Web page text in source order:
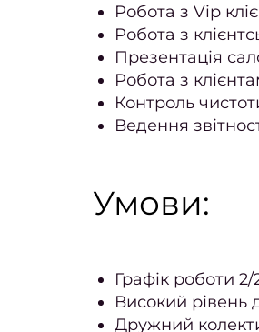
Робота з Vip
Робота з
Презентація
Робота з
Контроль
Ведення
Умови:
Графік роботи 2/
Високий рівень
Дружний